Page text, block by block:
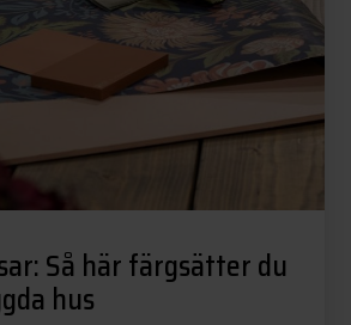
Så här färgsätter du
hus